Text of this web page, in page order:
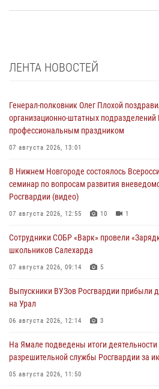
ЛЕНТА НОВОСТЕЙ
Генерал-полковник Олег Плохой
организационно-штатных подразделений
профессиональным праздником
07 августа 2026, 13:01
В Нижнем Новгороде состоялось
семинар по вопросам развития
Росгвардии (видео)
07 августа 2026, 12:55 10 1
Сотрудники СОБР «Варк» провели
школьников Салехарда
07 августа 2026, 09:14 5
Выпускники ВУЗов Росгвардии прибыли
на Урал
06 августа 2026, 12:14 3
На Ямале подведены итоги деятельности
разрешительной службы Росгвардии за
05 августа 2026, 11:50